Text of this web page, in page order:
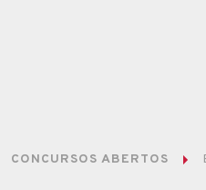
CONCURSOS ABERTOS